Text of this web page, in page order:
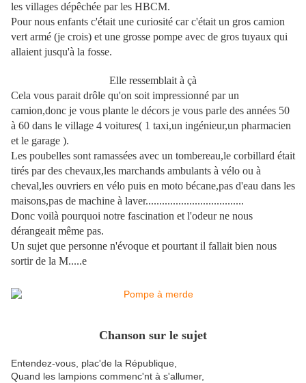
les villages dépêchée par les HBCM.
Pour nous enfants c'était une curiosité car c'était un gros camion
vert armé (je crois) et une grosse pompe avec de gros tuyaux qui
allaient jusqu'à la fosse.
Elle ressemblait à çà
Cela vous parait drôle qu'on soit impressionné par un
camion,donc je vous plante le décors je vous parle des années 50
à 60 dans le village 4 voitures( 1 taxi,un ingénieur,un pharmacien
et le garage ).
Les poubelles sont ramassées avec un tombereau,le corbillard était
tirés par des chevaux,les marchands ambulants à vélo ou à
cheval,les ouvriers en vélo puis en moto bécane,pas d'eau dans les
maisons,pas de machine à laver....................................
Donc voilà pourquoi notre fascination et l'odeur ne nous
dérangeait même pas.
Un sujet que personne n'évoque et pourtant il fallait bien nous
sortir de la M.....e
Chanson sur le sujet
Entendez-vous, plac'de la République,
Quand les lampions commenc'nt à s'allumer,